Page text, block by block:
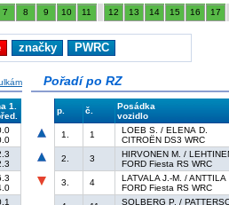
7 8 9 10 11 12 13 14 15 16 17
značky PWRC
1.
Pořadí po RZ
p. č.
Posádka
vozidlo
1.
1
LOEB S. / ELENA D.
CITROËN DS3 WRC
2.
3
HIRVONEN M. /
FORD Fiesta RS WRC
3.
4
LATVALA J.-M. / ANTTILA
FORD Fiesta RS WRC
SOLBERG P. /